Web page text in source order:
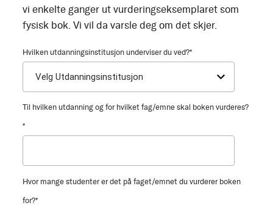
vi enkelte ganger ut vurderingseksemplaret som
fysisk bok. Vi vil da varsle deg om det skjer.
Hvilken utdanningsinstitusjon underviser du ved?*
Til hvilken utdanning og for hvilket fag/emne skal boken vurderes?
*
Hvor mange studenter er det på faget/emnet du vurderer boken
for?*